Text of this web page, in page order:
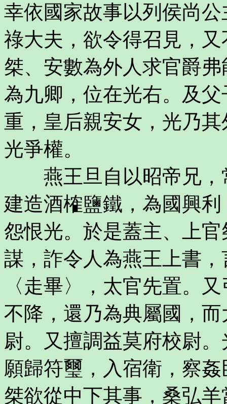
幸依國家故事以列侯尚
祿大夫，欲令得召見，
桀、安數為外人求官爵
為九卿，位在光右。及
重，皇后親安女，光乃
光爭權。
燕王旦自以昭帝兄，
建造酒榷鹽鐵，為國興
怨恨光。於是蓋主、上
謀，詐令人為燕王上書
〈走畢〉，太官先置。
不降，還乃為典屬國，
尉。又擅調益莫府校尉
願歸符璽，入宿衛，察
桀欲從中下其事，桑弘